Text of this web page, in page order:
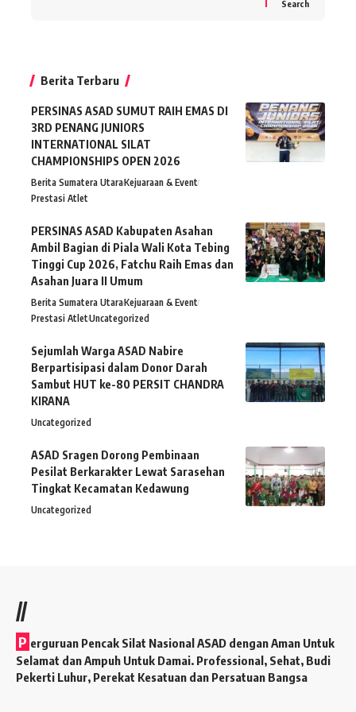
Search
Berita Terbaru
PERSINAS ASAD SUMUT RAIH EMAS DI
3RD PENANG JUNIORS
INTERNATIONAL SILAT
CHAMPIONSHIPS OPEN 2026
Berita Sumatera UtaraKejuaraan & Event
Prestasi Atlet
PERSINAS ASAD Kabupaten Asahan
Ambil Bagian di Piala Wali Kota Tebing
Tinggi Cup 2026, Fatchu Raih Emas dan
Asahan Juara II Umum
Berita Sumatera UtaraKejuaraan & Event
Prestasi AtletUncategorized
Sejumlah Warga ASAD Nabire
Berpartisipasi dalam Donor Darah
Sambut HUT ke-80 PERSIT CHANDRA
KIRANA
Uncategorized
ASAD Sragen Dorong Pembinaan
Pesilat Berkarakter Lewat Sarasehan
Tingkat Kecamatan Kedawung
Uncategorized
//
P erguruan Pencak Silat Nasional ASAD dengan Aman Untuk
Selamat dan Ampuh Untuk Damai. Professional, Sehat, Budi
Pekerti Luhur, Perekat Kesatuan dan Persatuan Bangsa